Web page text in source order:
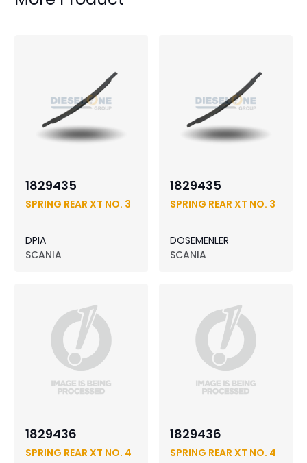
1829435
SPRING REAR XT NO. 3
DPIA
SCANIA
1829435
SPRING REAR XT NO. 3
DOSEMENLER
SCANIA
1829436
SPRING REAR XT NO. 4
1829436
SPRING REAR XT NO. 4